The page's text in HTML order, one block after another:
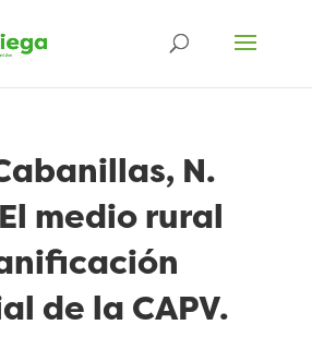
N.
medio rural
de la CAPV.